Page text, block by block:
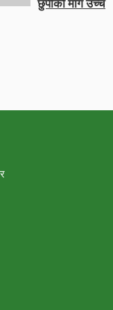
छुर्पीको माग उच्च